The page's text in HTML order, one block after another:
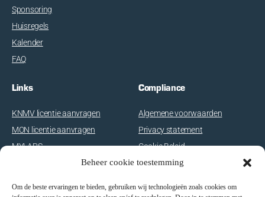
Beheer cookie toestemming
Om de beste ervaringen te bieden, gebruiken wij technologieën zoals cookies om
Sponsoring
Huisregels
Kalender
FAQ
Links
KNMV licentie aanvragen
MON licentie aanvragen
MYLAPS
Compliance
Algemene voorwaarden
Privacy statement
Cookie Beleid
Disclaimer
E-com